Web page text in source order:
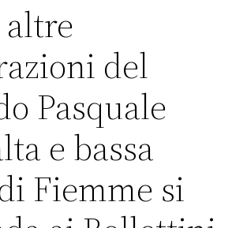
del
Pasquale
e bassa
Fiemme si